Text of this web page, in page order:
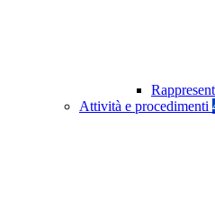
Attività e procedimenti